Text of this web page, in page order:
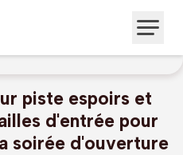
piste espoirs et
d'entrée pour
soirée d'ouverture